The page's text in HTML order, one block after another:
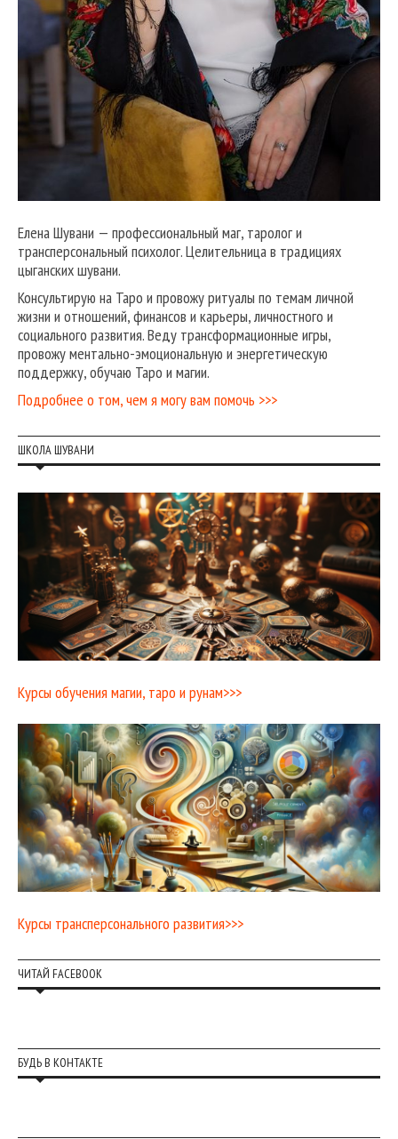
Елена Шувани — профессиональный маг, таролог и
трансперсональный психолог. Целительница в традициях
цыганских шувани.
Консультирую на Таро и провожу ритуалы по темам личной
жизни и отношений, финансов и карьеры, личностного и
социального развития. Веду трансформационные игры,
провожу ментально-эмоциональную и энергетическую
поддержку, обучаю Таро и магии.
Подробнее о том, чем я могу вам помочь >>>
ШКОЛА ШУВАНИ
Курсы обучения магии, таро и рунам>>>
Курсы трансперсонального развития>>>
ЧИТАЙ FACEBOOK
БУДЬ В КОНТАКТЕ